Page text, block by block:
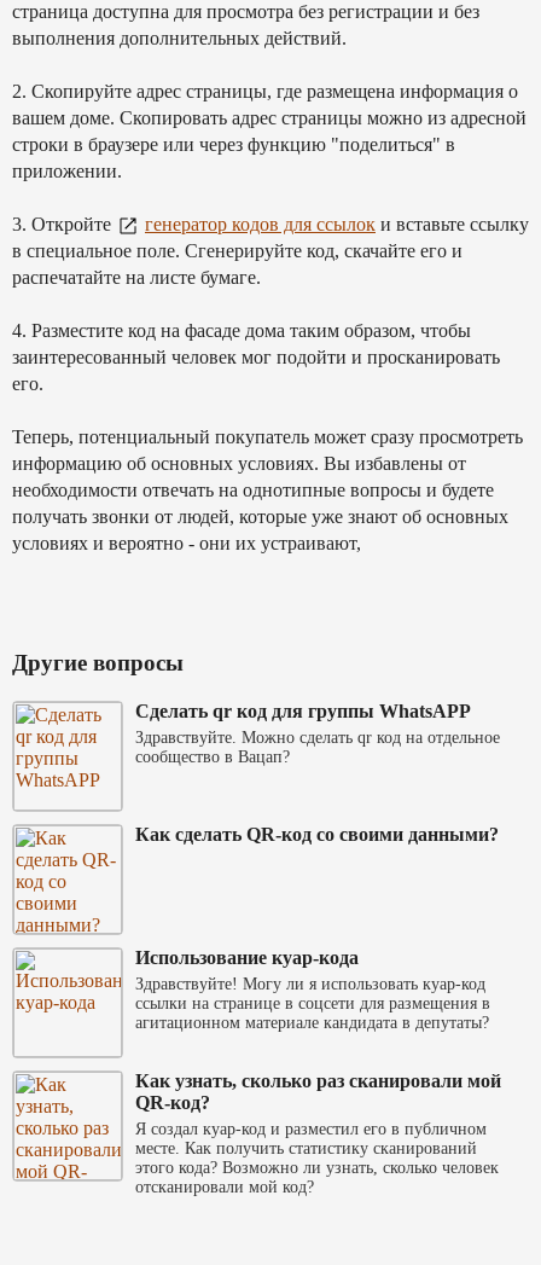
страница доступна для просмотра без регистрации и без
выполнения дополнительных действий.
2. Скопируйте адрес страницы, где размещена информация о
вашем доме. Скопировать адрес страницы можно из адресной
строки в браузере или через функцию "поделиться" в
приложении.
3. Откройте генератор кодов для ссылок и вставьте ссылку
в специальное поле. Сгенерируйте код, скачайте его и
распечатайте на листе бумаге.
4. Разместите код на фасаде дома таким образом, чтобы
заинтересованный человек мог подойти и просканировать
его.
Теперь, потенциальный покупатель может сразу просмотреть
информацию об основных условиях. Вы избавлены от
необходимости отвечать на однотипные вопросы и будете
получать звонки от людей, которые уже знают об основных
условиях и вероятно - они их устраивают,
Другие вопросы
Сделать qr код для группы WhatsAPP
Здравствуйте. Можно сделать qr код на отдельное
сообщество в Вацап?
Как сделать QR-код со своими данными?
Использование куар-кода
Здравствуйте! Могу ли я использовать куар-код
ссылки на странице в соцсети для размещения в
агитационном материале кандидата в депутаты?
Как узнать, сколько раз сканировали мой
QR-код?
Я создал куар-код и разместил его в публичном
месте. Как получить статистику сканирований
этого кода? Возможно ли узнать, сколько человек
отсканировали мой код?